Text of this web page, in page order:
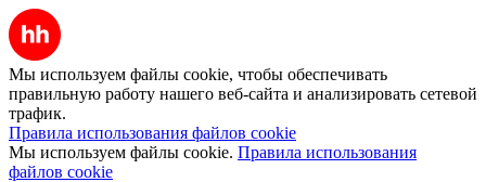
Мы используем файлы cookie, чтобы обеспечивать
правильную работу нашего веб-сайта и анализировать сетевой
трафик.
Правила использования файлов cookie
Мы используем файлы cookie. Правила использования
файлов cookie